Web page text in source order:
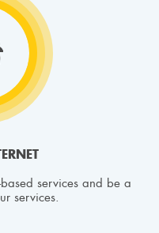
services and be a
services.